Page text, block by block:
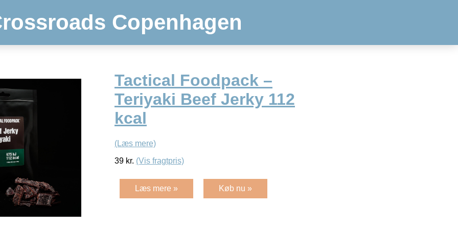
Copenhagen
Tactical Foodpack –
Teriyaki Beef Jerky 112
kcal
(Læs mere)
39 kr. (Vis fragtpris)
Læs mere » Køb nu »